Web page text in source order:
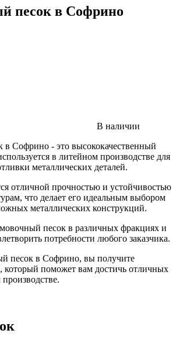
песок в Софрино
В наличии
Софрино - это высококачественный
в литейном производстве для
металлических деталей.
отличной прочностью и устойчивостью
что делает его идеальным выбором
металлических конструкций.
песок в различных фракциях и
потребности любого заказчика.
песок в Софрино, вы получите
который поможет вам достичь отличных